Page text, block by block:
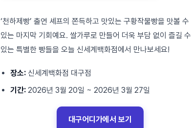
‘천하제빵’ 출연 셰프의 쫀득하고 맛있는 구황작물빵을 맛볼 수
있는 마지막 기회예요. 쌀가루로 만들어 더욱 부담 없이 즐길 수
있는 특별한 빵들을 오늘 신세계백화점에서 만나보세요!
장소: 신세계백화점 대구점
기간: 2026년 3월 20일 ~ 2026년 3월 27일
대구어디가에서 보기